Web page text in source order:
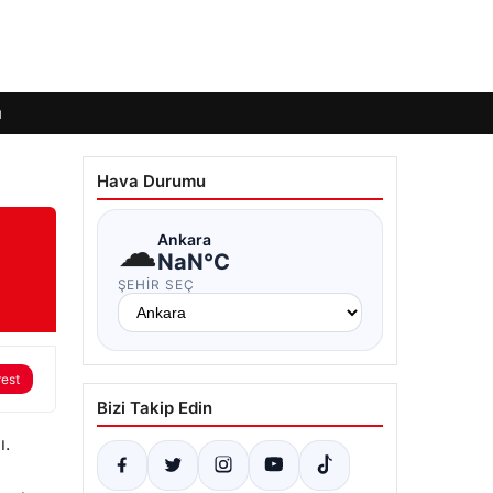
Hava Durumu
☁Ankara
NaN°C
ŞEHIR SEÇ
Bizi Takip Edin